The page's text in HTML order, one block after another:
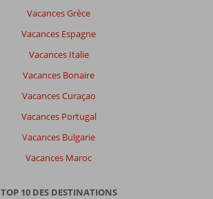
Vacances Grèce
Vacances Espagne
Vacances Italie
Vacances Bonaire
Vacances Curaçao
Vacances Portugal
Vacances Bulgarie
Vacances Maroc
TOP 10 DES DESTINATIONS